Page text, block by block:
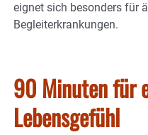
eignet sich besonders für
Begleiterkrankungen.
90 Minuten für
Lebensgefühl